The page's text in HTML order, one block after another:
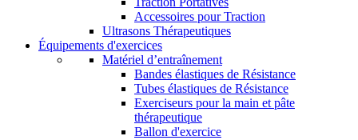
Accessoires pour Traction
Ultrasons Thérapeutiques
Équipements d'exercices
Matériel d’entraînement
Bandes élastiques de Résistance
Tubes élastiques de Résistance
Exerciseurs pour la main et pâte
thérapeutique
Ballon d'exercice